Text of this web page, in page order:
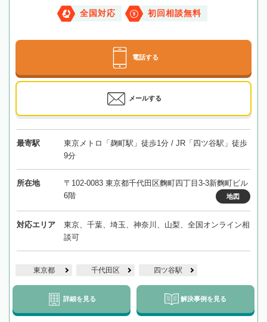
全国対応 初回相談無料
電話する
メールする
最寄駅
東京メトロ「麹町駅」徒歩1分 / JR「四ツ谷駅」徒歩
9分
所在地
〒102-0083 東京都千代田区麴町四丁目3-3新麴町ビル
6階
地図
対応エリア
東京、千葉、埼玉、神奈川、山梨、全国オンライン相
談可
東京都 千代田区 四ツ谷駅
詳細を見る 解決事例を見る